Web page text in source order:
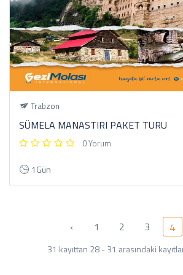
Trabzon
SÜMELA MANASTIRI PAKET TURU
0 Yorum
1Gün
‹ 1 2 3 4
31 kayıttan 28 - 31 arasındaki